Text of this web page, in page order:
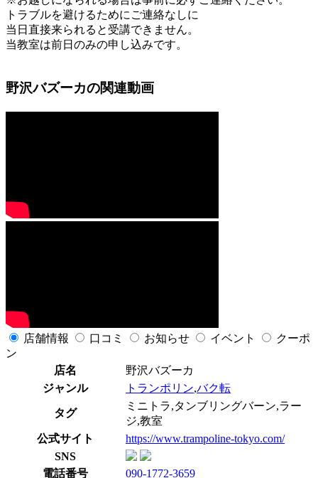
トラブルを避けるためにご連絡なしに
当日直接来られると受講できません。
当教室は前日のみの申し込みです。
野沢バズーカの関連動画
店舗情報 口コミ お知らせ イベント
クーポ
ン
店名
野沢バズーカ
ジャンル
トランポリン,バク転
タグ
ミニトラ,タンブリングバーン,ラー
ジ,教室
公式サイト
https://www.trampoline-tokyo.com/
SNS
電話番号
090-1772-3659